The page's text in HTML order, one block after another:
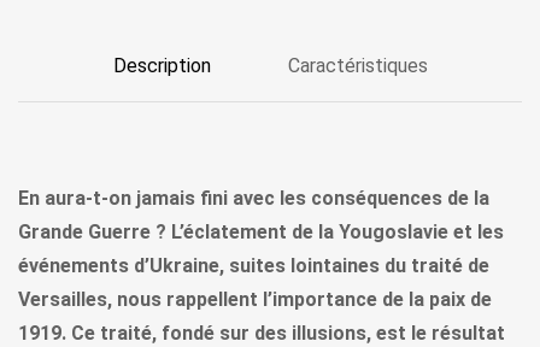
Description Caractéristiques
En aura-t-on jamais fini avec les conséquences de la
Grande Guerre ? L’éclatement de la Yougoslavie et les
événements d’Ukraine, suites lointaines du traité de
Versailles, nous rappellent l’importance de la paix de
1919. Ce traité, fondé sur des illusions, est le résultat